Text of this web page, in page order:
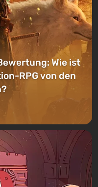
Wie ist
RPG von den